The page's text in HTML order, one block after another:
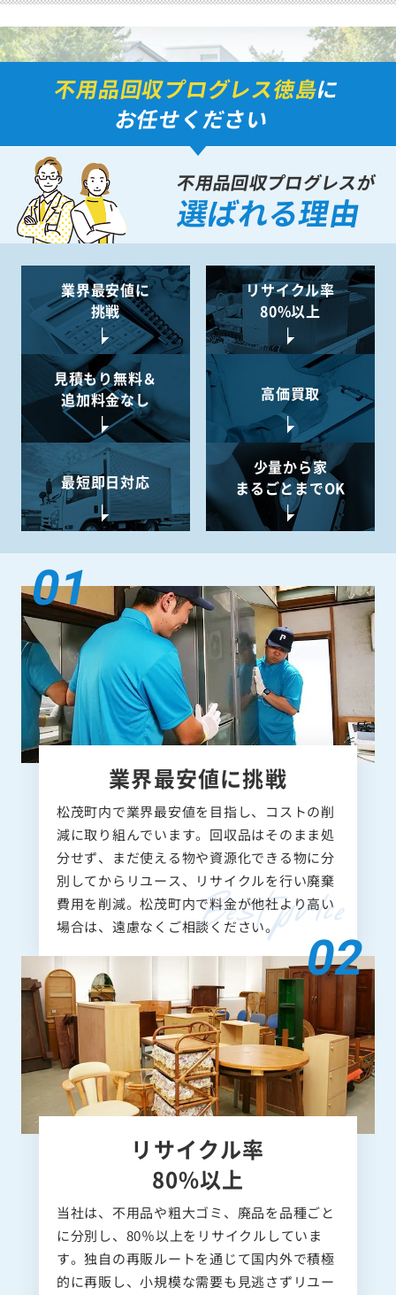
不用品回収プログレス徳島に
お任せください
不用品回収プログレスが
選ばれる理由
業界最安値に
挑戦
リサイクル率
80%以上
見積もり無料＆
追加料金なし
高価買取
最短即日対応
少量から家
まるごとまでOK
業界最安値に挑戦
松茂町内で業界最安値を目指し、コストの削
減に取り組んでいます。回収品はそのまま処
分せず、まだ使える物や資源化できる物に分
別してからリユース、リサイクルを行い廃棄
費用を削減。松茂町内で料金が他社より高い
場合は、遠慮なくご相談ください。
リサイクル率
80%以上
当社は、不用品や粗大ゴミ、廃品を品種ごと
に分別し、80％以上をリサイクルしていま
す。独自の再販ルートを通じて国内外で積極
的に再販し、小規模な需要も見逃さずリユー